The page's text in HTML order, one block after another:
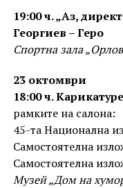
19:00 ч. „Аз,
Георгиев – Геро
Спортна зала
23 октомври
18:00 ч.
рамките на салона:
45-та Национална
Самостоятелна
Самостоятелна
Музей „Дом на